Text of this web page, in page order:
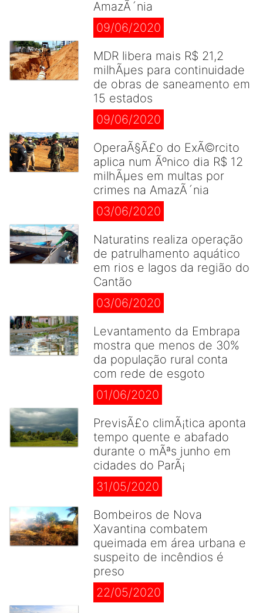
AmazÃ´nia
09/06/2020
MDR libera mais R$ 21,2
milhÃµes para continuidade
de obras de saneamento em
15 estados
09/06/2020
OperaÃ§Ã£o do ExÃ©rcito
aplica num Ãºnico dia R$ 12
milhÃµes em multas por
crimes na AmazÃ´nia
03/06/2020
Naturatins realiza operação
de patrulhamento aquático
em rios e lagos da região do
Cantão
03/06/2020
Levantamento da Embrapa
mostra que menos de 30%
da população rural conta
com rede de esgoto
01/06/2020
PrevisÃ£o climÃ¡tica aponta
tempo quente e abafado
durante o mÃªs junho em
cidades do ParÃ¡
31/05/2020
Bombeiros de Nova
Xavantina combatem
queimada em área urbana e
suspeito de incêndios é
preso
22/05/2020